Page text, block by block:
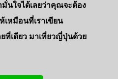
มั่นใจได้เลยว่าคุณจะต้อง
เหมือนที่เราเขียน
ที่เดียว มาเที่ยวญี่ปุ่นด้วย